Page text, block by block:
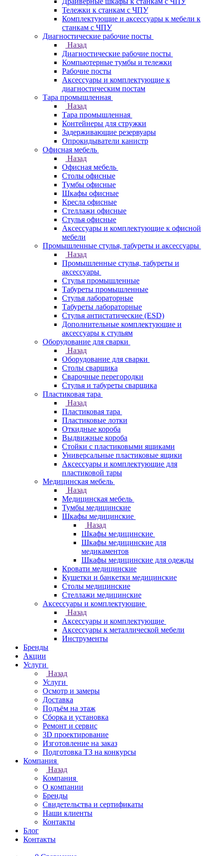
Тележки к станкам с ЧПУ
Комплектующие и аксессуары к мебели к
станкам с ЧПУ
Диагностические рабочие посты
Назад
Диагностические рабочие посты
Компьютерные тумбы и тележки
Рабочие посты
Аксессуары и комплектующие к
диагностическим постам
Тара промышленная
Назад
Тара промышленная
Контейнеры для стружки
Задерживающие резервуары
Опрокидыватели канистр
Офисная мебель
Назад
Офисная мебель
Столы офисные
Тумбы офисные
Шкафы офисные
Кресла офисные
Стеллажи офисные
Стулья офисные
Аксессуары и комплектующие к офисной
мебели
Промышленные стулья, табуреты и аксессуары
Назад
Промышленные стулья, табуреты и
аксессуары
Стулья промышленные
Табуреты промышленные
Стулья лабораторные
Табуреты лабораторные
Стулья антистатические (ESD)
Дополнительные комплектующие и
аксессуары к стульям
Оборудование для сварки
Назад
Оборудование для сварки
Столы сварщика
Сварочные перегородки
Стулья и табуреты сварщика
Пластиковая тара
Назад
Пластиковая тара
Пластиковые лотки
Откидные короба
Выдвижные короба
Стойки с пластиковыми ящиками
Универсальные пластиковые ящики
Аксессуары и комплектующие для
пластиковой тары
Медицинская мебель
Назад
Медицинская мебель
Тумбы медицинские
Шкафы медицинские
Назад
Шкафы медицинские
Шкафы медицинские для
медикаментов
Шкафы медицинские для одежды
Кровати медицинские
Кушетки и банкетки медицинские
Столы медицинские
Стеллажи медицинские
Аксессуары и комплектующие
Назад
Аксессуары и комплектующие
Аксессуары к металлической мебели
Инструменты
Бренды
Акции
Услуги
Назад
Услуги
Осмотр и замеры
Доставка
Подъём на этаж
Сборка и установка
Ремонт и сервис
3D проектирование
Изготовление на заказ
Подготовка ТЗ на конкурсы
Компания
Назад
Компания
О компании
Бренды
Свидетельства и сертификаты
Наши клиенты
Контакты
Блог
Контакты